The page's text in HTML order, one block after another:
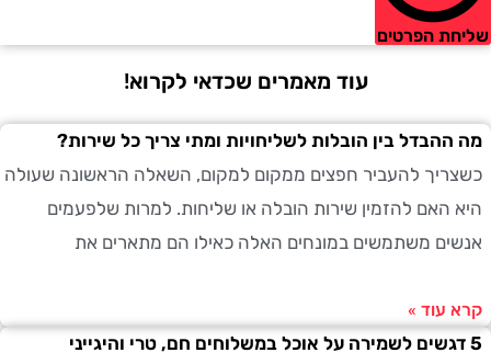
הפרטים
עוד מאמרים שכדאי לקרוא!
בין הובלות לשליחויות ומתי צריך כל שירות?
להעביר חפצים ממקום למקום, השאלה הראשונה שעולה
להזמין שירות הובלה או שליחות. למרות שלפעמים
משתמשים במונחים האלה כאילו הם מתארים את
»